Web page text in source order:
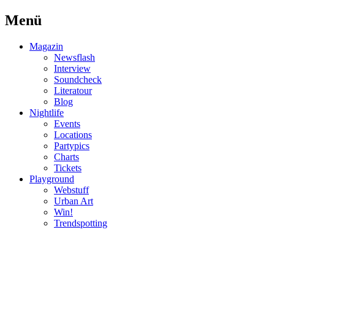
Menü
Magazin
Newsflash
Interview
Soundcheck
Literatour
Blog
Nightlife
Events
Locations
Partypics
Charts
Tickets
Playground
Webstuff
Urban Art
Win!
Trendspotting